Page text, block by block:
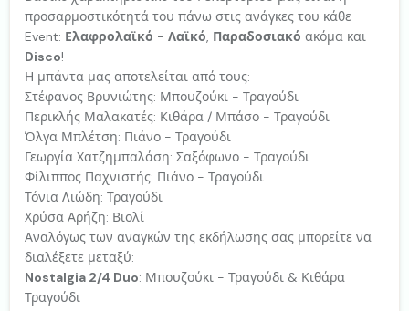
προσαρμοστικότητά του πάνω στις ανάγκες του κάθε
Event: Ελαφρολαϊκό - Λαϊκό Παραδοσιακό ακόμα και
Disco!
Η μπάντα μας αποτελείται από τους:
Στέφανος Βρυνιώτης: Μπουζούκι - Τραγούδι
Περικλής Μαλακατές: Κιθάρα / Μπάσο - Τραγούδι
Όλγα Μπλέτση: Πιάνο - Τραγούδι
Γεωργία Χατζημπαλάση: Σαξόφωνο - Τραγούδι
Φίλιππος Παχνιστής: Πιάνο - Τραγούδι
Τόνια Λιώδη: Τραγούδι
Χρύσα Αρήζη: Βιολί
Αναλόγως των αναγκών της εκδήλωσης σας μπορείτε να
διαλέξετε μεταξύ:
Nostalgia 2/4 Duo: Μπουζούκι - Τραγούδι & Κιθάρα
Τραγούδι